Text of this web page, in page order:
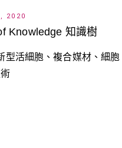
2020
Knowledge 知識樹
型活細胞、複合媒材、細胞